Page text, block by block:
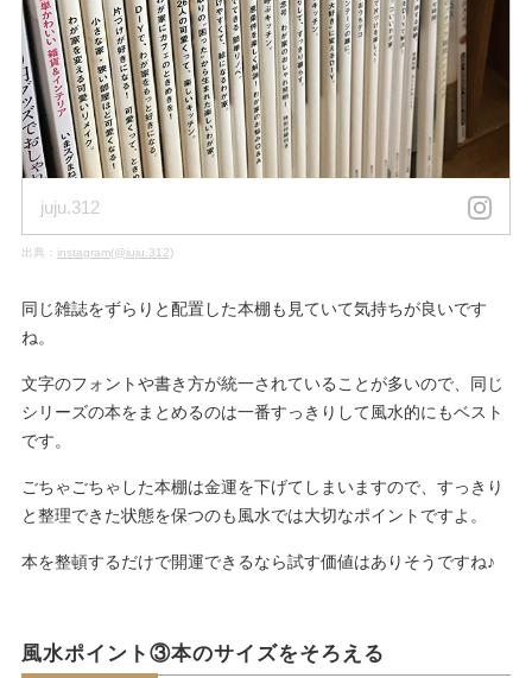
juju.312
出典： instagram(@juju.312)
同じ雑誌をずらりと配置した本棚も見ていて気持ちが良いです
ね。
文字のフォントや書き方が統一されていることが多いので、同じ
シリーズの本をまとめるのは一番すっきりして風水的にもベスト
です。
ごちゃごちゃした本棚は金運を下げてしまいますので、すっきり
と整理できた状態を保つのも風水では大切なポイントですよ。
本を整頓するだけで開運できるなら試す価値はありそうですね♪
風水ポイント③本のサイズをそろえる